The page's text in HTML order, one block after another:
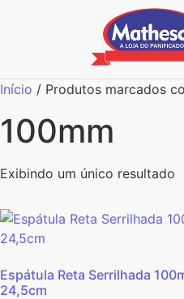
Início / Produtos marcados
100mm
Exibindo um único resultado
Espátula Reta Serrilhada
24,5cm